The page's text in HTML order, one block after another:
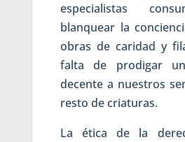
especialistas
blanquear la
obras de caridad y
falta de prodigar
decente a nuestros
resto de criaturas.
La ética de la